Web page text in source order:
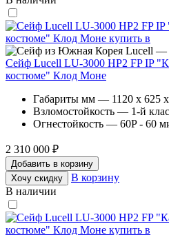
Lucell —
Сейф Lucell LU-3000 HP2 FP IP
костюме" Клод Моне
Габариты мм — 1120 x 625
Взломостойкость — 1-й
Огнестойкость — 60P - 60
2 310 000 ₽
Добавить в корзину
Хочу скидку
В корзину
В наличии